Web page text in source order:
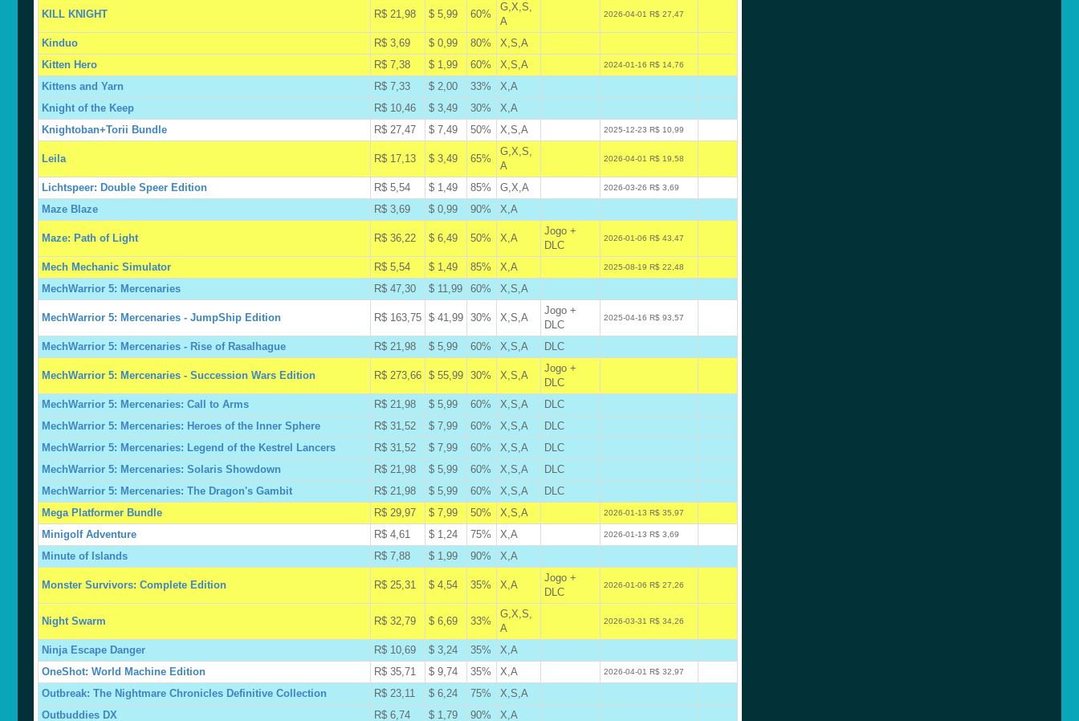
KILL KNIGHT R$ 21,98 $ 5,99 60%
G,X,S,
A
2026-04-01 R$ 27,47
Kinduo R$ 3,69 $ 0,99 80% X,S,A
Kitten Hero
R$ 7,38 $ 1,99 60% X,S,A 2024-01-16 R$ 14,76
Kittens and Yarn
R$ 7,33 $ 2,00 33% X,A
Knight of the Keep
R$ 10,46 $ 3,49 30% X,A
Knightoban+Torii Bundle
R$ 27,47 $ 7,49 50% X,S,A 2025-12-23 R$ 10,99
Leila R$ 17,13 $ 3,49 65%
G,X,S,
A
2026-04-01 R$ 19,58
Lichtspeer: Double Speer Edition R$ 5,54 $ 1,49 85% G,X,A 2026-03-26 R$ 3,69
Maze Blaze
R$ 3,69 $ 0,99 90% X,A
Maze: Path of Light R$ 36,22 $ 6,49 50% X,A
Jogo +
DLC
2026-01-06 R$ 43,47
Mech Mechanic Simulator R$ 5,54 $ 1,49 85% X,A 2025-08-19 R$ 22,48
MechWarrior 5: Mercenaries
R$ 47,30 $ 11,99 60% X,S,A
MechWarrior 5: Mercenaries - JumpShip Edition R$ 163,75 $ 41,99 30% X,S,A
Jogo +
DLC
2025-04-16 R$ 93,57
MechWarrior 5: Mercenaries - Rise of Rasalhague R$ 21,98 $ 5,99 60% X,S,A DLC
MechWarrior 5: Mercenaries - Succession Wars Edition R$ 273,66 $ 55,99 30% X,S,A
Jogo +
DLC
MechWarrior 5: Mercenaries: Call to Arms R$ 21,98 $ 5,99 60% X,S,A DLC
MechWarrior 5: Mercenaries: Heroes of the Inner Sphere
R$ 31,52 $ 7,99 60% X,S,A DLC
MechWarrior 5: Mercenaries: Legend of the Kestrel Lancers
R$ 31,52 $ 7,99 60% X,S,A DLC
MechWarrior 5: Mercenaries: Solaris Showdown
R$ 21,98 $ 5,99 60% X,S,A DLC
MechWarrior 5: Mercenaries: The Dragon's Gambit
R$ 21,98 $ 5,99 60% X,S,A DLC
Mega Platformer Bundle
R$ 29,97 $ 7,99 50% X,S,A 2026-01-13 R$ 35,97
Minigolf Adventure
R$ 4,61 $ 1,24 75% X,A 2026-01-13 R$ 3,69
Minute of Islands
R$ 7,88 $ 1,99 90% X,A
Monster Survivors: Complete Edition R$ 25,31 $ 4,54 35% X,A
Jogo +
DLC
2026-01-06 R$ 27,26
Night Swarm R$ 32,79 $ 6,69 33%
G,X,S,
A
2026-03-31 R$ 34,26
Ninja Escape Danger R$ 10,69 $ 3,24 35% X,A
OneShot: World Machine Edition
R$ 35,71 $ 9,74 35% X,A 2026-04-01 R$ 32,97
Outbreak: The Nightmare Chronicles Definitive Collection
R$ 23,11 $ 6,24 75% X,S,A
Outbuddies DX
R$ 6,74 $ 1,79 90% X,A